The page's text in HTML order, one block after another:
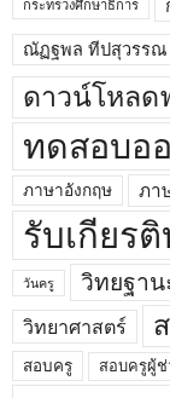
กระทรวงศึกษาธิการ
ณัฏฐพล ทีปสุวรรณ
ดาวน์โหลด
ทดสอบอ
ภาษาอังกฤษ ภา
รับเกียร
วันครู วิทยฐาน
วิทยาศาสตร์
สอบครู สอบครูผู้ช่